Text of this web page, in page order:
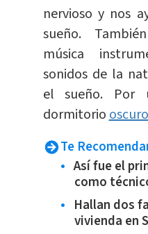
nervioso y nos
sueño.
música
sonidos de la
el sueño. Por
dormitorio
Te
Así fue el
como
Hallan dos
vivienda en